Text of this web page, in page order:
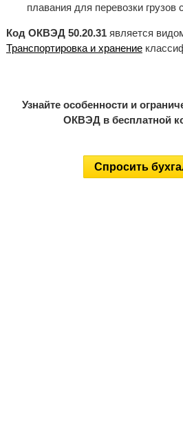
плавания для перевозки грузов
Код ОКВЭД 50.20.31является
Транспортировка и хранение
Узнайте особенности и
ОКВЭД в бесплатной
Спросить